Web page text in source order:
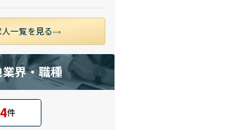
一覧を見る
界・職種
件